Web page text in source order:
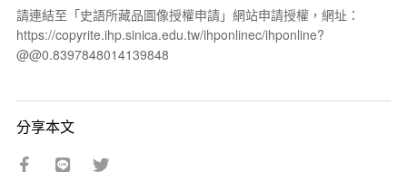
請連結至「史語所藏品圖像授權申請」網站申請授權，網址：
https://copyrite.ihp.sinica.edu.tw/ihponlinec/ihponline?
@@0.8397848014139848
分享本文